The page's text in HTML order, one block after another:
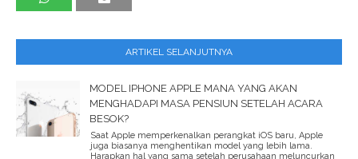
ARTIKEL SELANJUTNYA
MODEL IPHONE APPLE MANA YANG AKAN
MENGHADAPI MASA PENSIUN SETELAH ACARA
BESOK?
Saat Apple memperkenalkan perangkat iOS baru, Apple
juga biasanya menghentikan model yang lebih lama.
Harapkan hal yang sama setelah perusahaan meluncurkan